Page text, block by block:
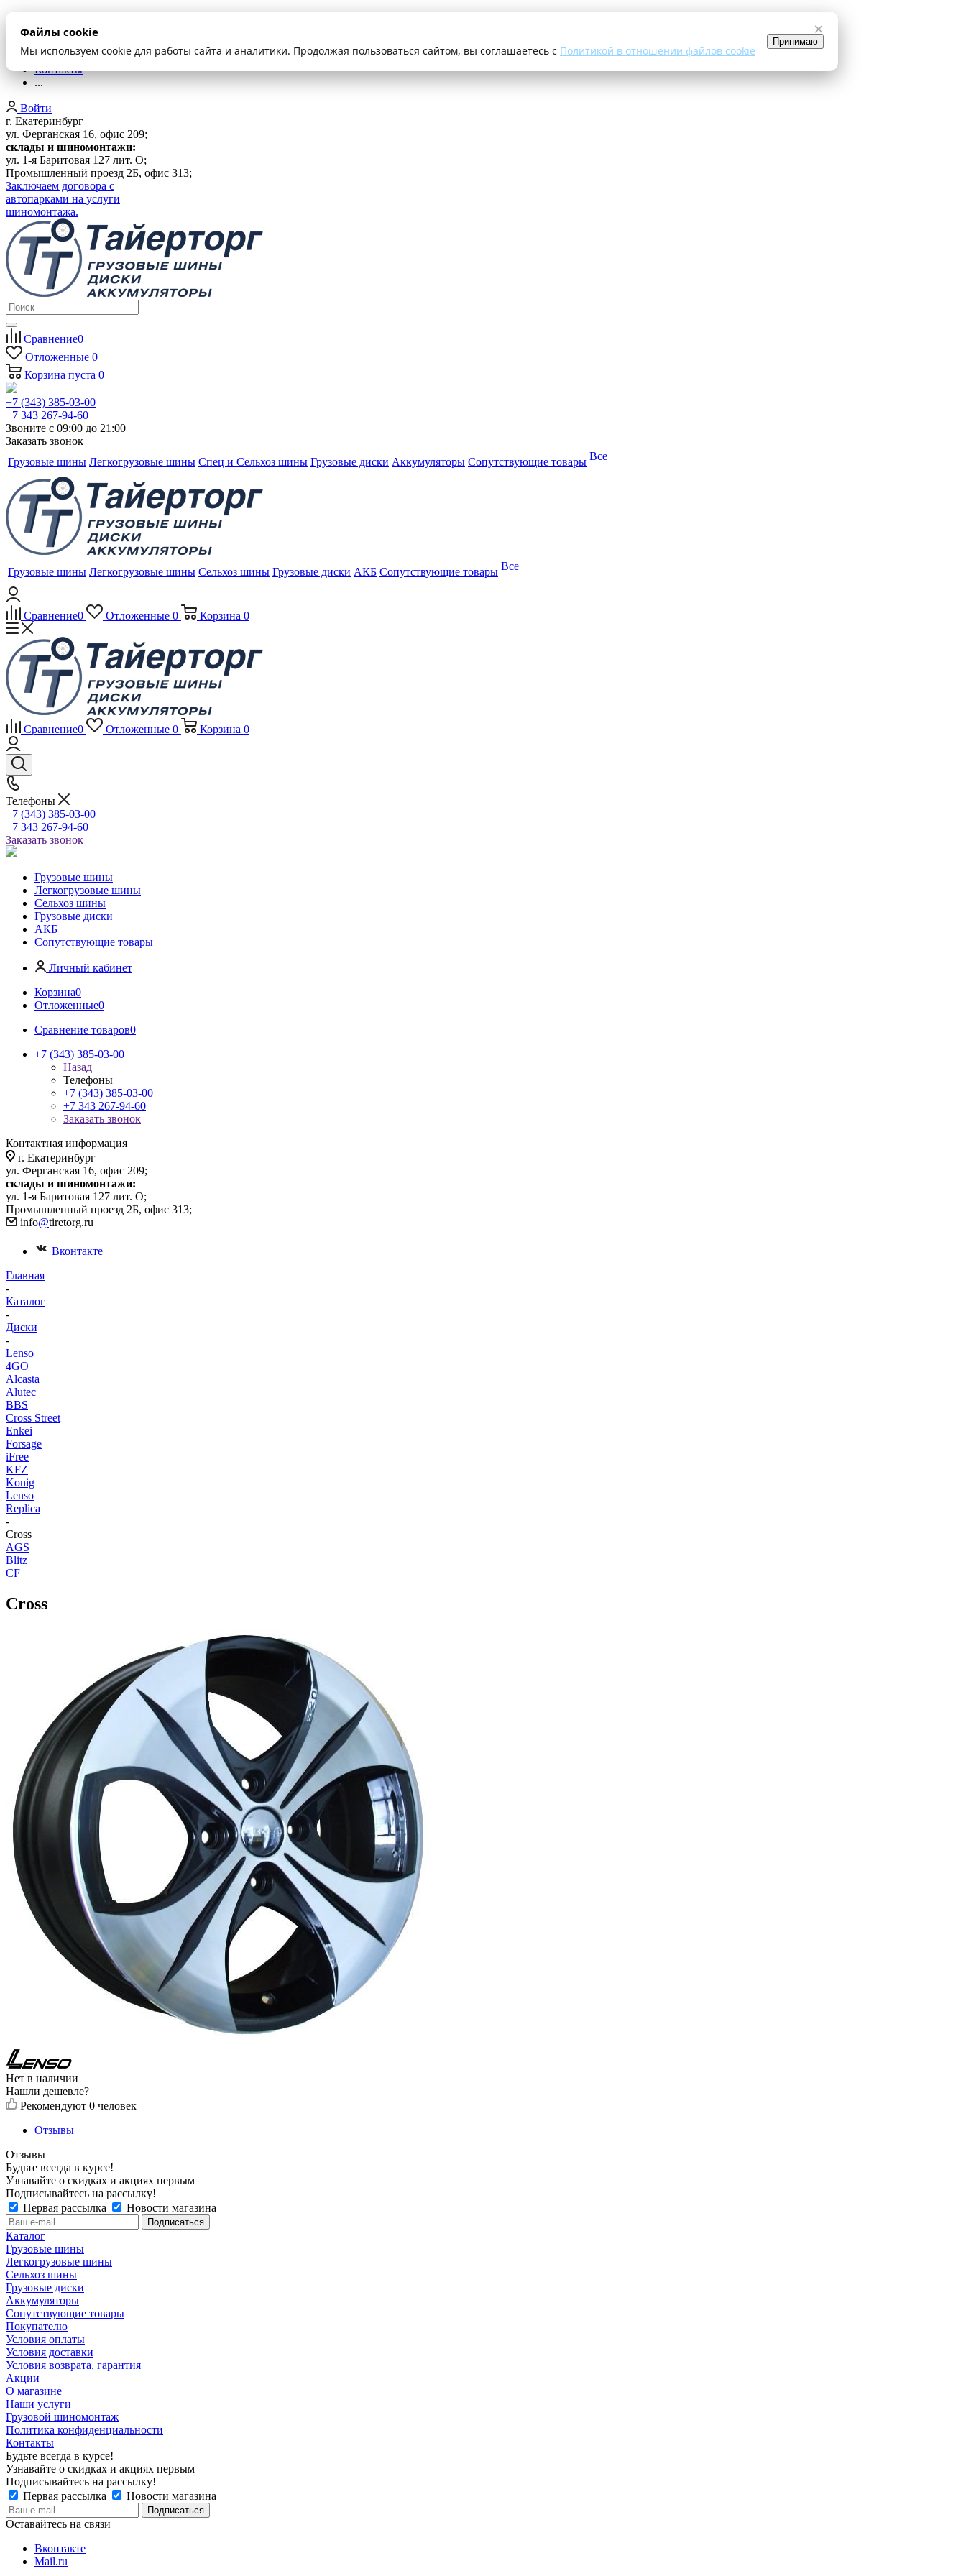
×
Файлы cookie
Мы используем cookie для работы сайта и аналитики. Продолжая пользоваться сайтом, вы соглашаетесь с Политикой в отношении файлов cookie
Принимаю
Оплата и доставка
Шиномонтаж
Контакты
...
Войти
г. Екатеринбург
ул. Ферганская 16, офис 209;
склады и шиномонтажи:
ул. 1-я Баритовая 127 лит. О;
Промышленный проезд 2Б, офис 313;
Заключаем договора с
автопарками на услуги
шиномонтажа.
Сравнение0
Отложенные 0
Корзина пуста 0
+7 (343) 385-03-00
+7 343 267-94-60
Звоните с 09:00 до 21:00
Заказать звонок
Грузовые шины Легкогрузовые шины Спец и Сельхоз шины Грузовые диски Аккумуляторы Сопутствующие товары Все
Грузовые шины Легкогрузовые шины Сельхоз шины Грузовые диски АКБ Сопутствующие товары Все
Сравнение0 Отложенные 0 Корзина 0
Сравнение0 Отложенные 0 Корзина 0
Телефоны
+7 (343) 385-03-00
+7 343 267-94-60
Заказать звонок
Грузовые шины
Легкогрузовые шины
Сельхоз шины
Грузовые диски
АКБ
Сопутствующие товары
Личный кабинет
Корзина0
Отложенные0
Сравнение товаров0
+7 (343) 385-03-00
Назад
Телефоны
+7 (343) 385-03-00
+7 343 267-94-60
Заказать звонок
Контактная информация
г. Екатеринбург
ул. Ферганская 16, офис 209;
склады и шиномонтажи:
ул. 1-я Баритовая 127 лит. О;
Промышленный проезд 2Б, офис 313;
info@tiretorg.ru
Вконтакте
Главная
-
Каталог
-
Диски
-
Lenso
4GO
Alcasta
Alutec
BBS
Cross Street
Enkei
Forsage
iFree
KFZ
Konig
Lenso
Replica
-
Cross
AGS
Blitz
CF
Cross
Нет в наличии
Нашли дешевле?
Рекомендуют 0 человек
Отзывы
Отзывы
Будьте всегда в курсе!
Узнавайте о скидках и акциях первым
Подписывайтесь на рассылку!
Первая рассылка
Новости магазина
Каталог
Грузовые шины
Легкогрузовые шины
Сельхоз шины
Грузовые диски
Аккумуляторы
Сопутствующие товары
Покупателю
Условия оплаты
Условия доставки
Условия возврата, гарантия
Акции
О магазине
Наши услуги
Грузовой шиномонтаж
Политика конфиденциальности
Контакты
Будьте всегда в курсе!
Узнавайте о скидках и акциях первым
Подписывайтесь на рассылку!
Первая рассылка
Новости магазина
Оставайтесь на связи
Вконтакте
Mail.ru